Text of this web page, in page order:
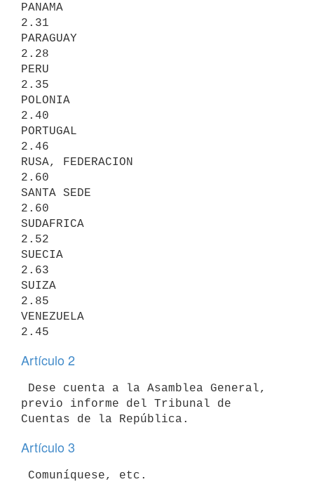
PANAMA
2.31
PARAGUAY
2.28
PERU
2.35
POLONIA
2.40
PORTUGAL
2.46
RUSA, FEDERACION
2.60
SANTA SEDE
2.60
SUDAFRICA
2.52
SUECIA
2.63
SUIZA
2.85
VENEZUELA
Artículo 2
previo informe del Tribunal de
Artículo 3